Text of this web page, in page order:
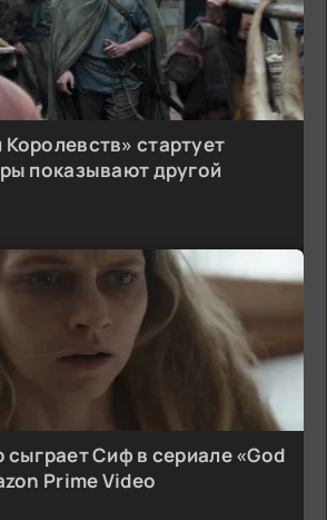
стартует
показывают другой
сыграет Сиф в сериале «God
Prime Video